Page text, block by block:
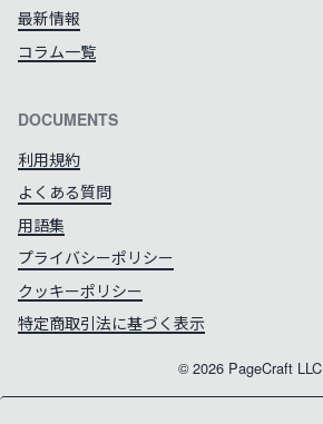
最新情報
コラム一覧
DOCUMENTS
利用規約
よくある質問
用語集
プライバシーポリシー
クッキーポリシー
特定商取引法に基づく表示
©2026PageCraft LLC